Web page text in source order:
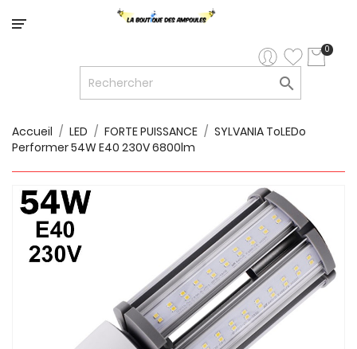
Catégorie
12V/24V
INTERIEURS
LUMINAIRES
EXTERIEURS
RUBANS
0

Accueil LED FORTE PUISSANCE
SYLVANIA ToLEDo
Performer 54W E40 230V 6800lm